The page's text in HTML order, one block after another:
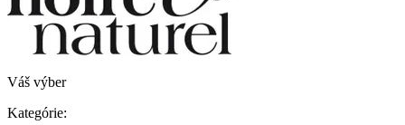
Váš výber
Kategórie: